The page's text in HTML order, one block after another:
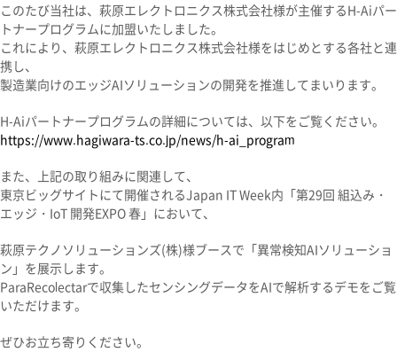
このたび当社は、萩原エレクトロニクス株式会社様が主催するH-Aiパー
トナープログラムに加盟いたしました。
これにより、萩原エレクトロニクス株式会社様をはじめとする各社と連
携し、
製造業向けのエッジAIソリューションの開発を推進してまいります。
H-Aiパートナープログラムの詳細については、以下をご覧ください。
https://www.hagiwara-ts.co.jp/news/h-ai_program
また、上記の取り組みに関連して、
東京ビッグサイトにて開催されるJapan IT Week内「第29回 組込み・
エッジ・IoT 開発EXPO 春」において、
萩原テクノソリューションズ(株)様ブースで「異常検知AIソリューショ
ン」を展示します。
ParaRecolectarで収集したセンシングデータをAIで解析するデモをご覧
いただけます。
ぜひお立ち寄りください。